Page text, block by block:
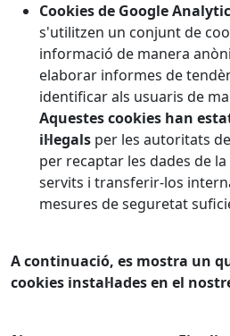
Cookies de Google
s'utilitzen un conjunt de
informació de manera
elaborar informes de
identificar als usuaris de
Aquestes cookies han
il·legals per les autoritats
per recaptar les dades de
servits i transferir-los
mesures de seguretat
A continuació, es mostra un
cookies instal·lades en el